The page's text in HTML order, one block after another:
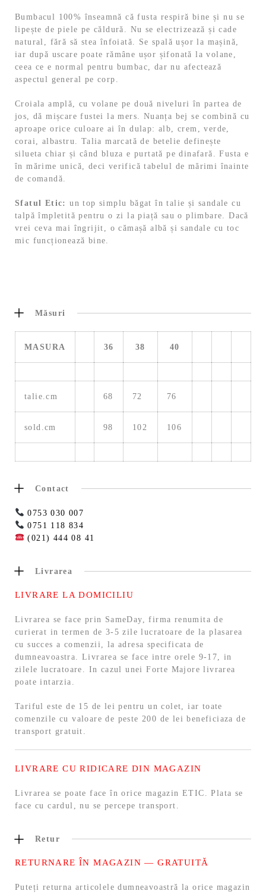
Bumbacul 100% înseamnă că fusta respiră bine și nu se
lipește de piele pe căldură. Nu se electrizează și cade
natural, fără să stea înfoiată. Se spală ușor la mașină,
iar după uscare poate rămâne ușor șifonată la volane,
ceea ce e normal pentru bumbac, dar nu afectează
aspectul general pe corp.
Croiala amplă, cu volane pe două niveluri în partea de
jos, dă mișcare fustei la mers. Nuanța bej se combină cu
aproape orice culoare ai în dulap: alb, crem, verde,
corai, albastru. Talia marcată de betelie definește
silueta chiar și când bluza e purtată pe dinafară. Fusta e
în mărime unică, deci verifică tabelul de mărimi înainte
de comandă.
Sfatul Etic: un top simplu băgat în talie și sandale cu
talpă împletită pentru o zi la piață sau o plimbare. Dacă
vrei ceva mai îngrijit, o cămașă albă și sandale cu toc
mic funcționează bine.
Măsuri
MASURA 36 38 40
talie.cm 68 72 76
sold.cm 98 102 106
Contact
0753 030 007
0751 118 834
(021) 444 08 41
Livrarea
LIVRARE LA DOMICILIU
Livrarea se face prin SameDay, firma renumita de
curierat in termen de 3-5 zile lucratoare de la plasarea
cu succes a comenzii, la adresa specificata de
dumneavoastra. Livrarea se face intre orele 9-17, in
zilele lucratoare. In cazul unei Forte Majore livrarea
poate intarzia.
Tariful este de 15 de lei pentru un colet, iar toate
comenzile cu valoare de peste 200 de lei beneficiaza de
transport gratuit.
LIVRARE CU RIDICARE DIN MAGAZIN
Livrarea se poate face în orice magazin ETIC. Plata se
face cu cardul, nu se percepe transport.
Retur
RETURNARE ÎN MAGAZIN — GRATUITĂ
Puteți returna articolele dumneavoastră la orice magazin